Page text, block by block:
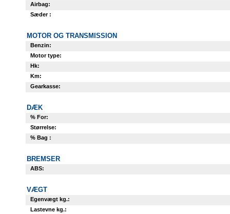
Airbag:
Sæder :
MOTOR OG TRANSMISSION
Benzin:
Motor type:
Hk:
Km:
Gearkasse:
DÆK
% For:
Størrelse:
% Bag :
BREMSER
ABS:
VÆGT
Egenvægt kg.:
Lastevne kg.: